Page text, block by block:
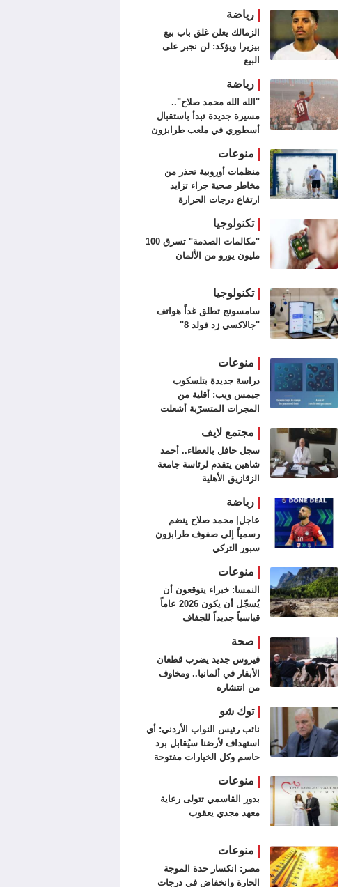
رياضة
الزمالك يعلن غلق باب بيع
بيزيرا ويؤكد: لن نجبر على
البيع
رياضة
"الله الله محمد صلاح"..
مسيرة جديدة تبدأ باستقبال
أسطوري في ملعب طرابزون
منوعات
منظمات أوروبية تحذر من
مخاطر صحية جراء تزايد
ارتفاع درجات الحرارة
تكنولوجيا
"مكالمات الصدمة" تسرق 100
مليون يورو من الألمان
تكنولوجيا
سامسونج تطلق غداً هواتف
"جالاكسي زد فولد 8"
منوعات
دراسة جديدة بتلسكوب
جيمس ويب: أقلية من
المجرات المتسرّبة أشعلت
مجتمع لايف
سجل حافل بالعطاء.. أحمد
شاهين يتقدم لرئاسة جامعة
الزقازيق الأهلية
رياضة
عاجل| محمد صلاح ينضم
رسمياً إلى صفوف طرابزون
سبور التركي
منوعات
النمسا: خبراء يتوقعون أن
يُسجّل أن يكون 2026 عاماً
قياسياً جديداً للجفاف
صحة
فيروس جديد يضرب قطعان
الأبقار في ألمانيا.. ومخاوف
من انتشاره
توك شو
نائب رئيس النواب الأردني: أي
استهداف لأرضنا سيُقابل برد
حاسم وكل الخيارات مفتوحة
منوعات
بدور القاسمي تتولى رعاية
معهد مجدي يعقوب
منوعات
مصر: انكسار حدة الموجة
الحارة وانخفاض في درجات